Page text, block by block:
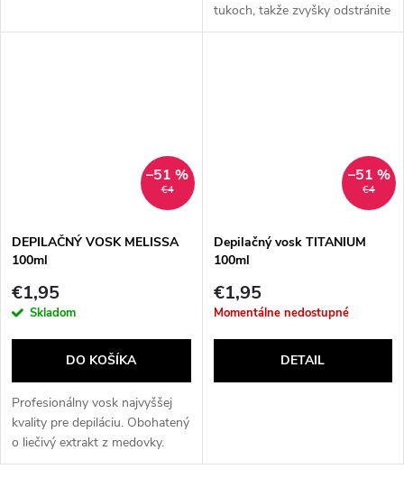
tukoch, takže zvyšky odstránite
z pokožky olejom po depilácii.
€4
–51 %
DEPILAČNÝ VOSK MELISSA
100ml
€1,95
Skladom
DO KOŠÍKA
Profesionálny vosk najvyššej
kvality pre depiláciu. Obohatený
o liečivý extrakt z medovky.
Vosk je vyrobený na prírodnej
€4
–51 %
Depilačný vosk TITANIUM
100ml
€1,95
Momentálne nedostupné
DETAIL